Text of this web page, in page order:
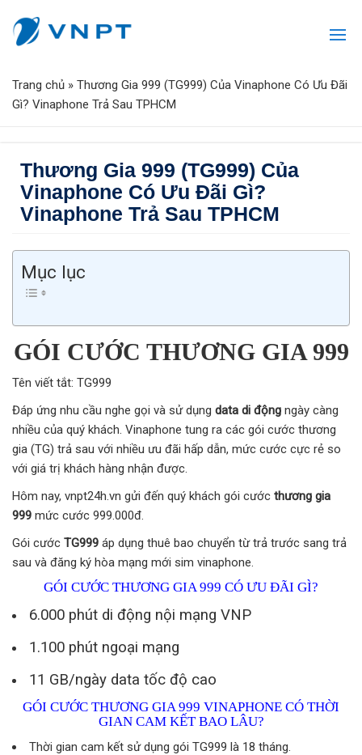
Trang chủ » Thương Gia 999 (TG999) Của Vinaphone Có Ưu Đãi
Gì? Vinaphone Trả Sau TPHCM
Thương Gia 999 (TG999) Của
Vinaphone Có Ưu Đãi Gì?
Vinaphone Trả Sau TPHCM
Mục lục
GÓI CƯỚC THƯƠNG GIA 999
Tên viết tắt: TG999
Đáp ứng nhu cầu nghe gọi và sử dụng data di động ngày càng
nhiều của quý khách. Vinaphone tung ra các gói cước thương
gia (TG) trả sau với nhiều ưu đãi hấp dẫn, mức cước cực rẻ so
với giá trị khách hàng nhận được.
Hôm nay, vnpt24h.vn gửi đến quý khách gói cước thương gia
999 mức cước 999.000đ.
Gói cước TG999 áp dụng thuê bao chuyển từ trả trước sang trả
sau và đăng ký hòa mạng mới sim vinaphone.
GÓI CƯỚC THƯƠNG GIA 999 CÓ ƯU ĐÃI GÌ?
6.000 phút di động nội mạng VNP
1.100 phút ngoại mạng
11 GB/ngày data tốc độ cao
GÓI CƯỚC THƯƠNG GIA 999 VINAPHONE CÓ THỜI
GIAN CAM KẾT BAO LÂU?
Thời gian cam kết sử dụng gói TG999 là 18 tháng.